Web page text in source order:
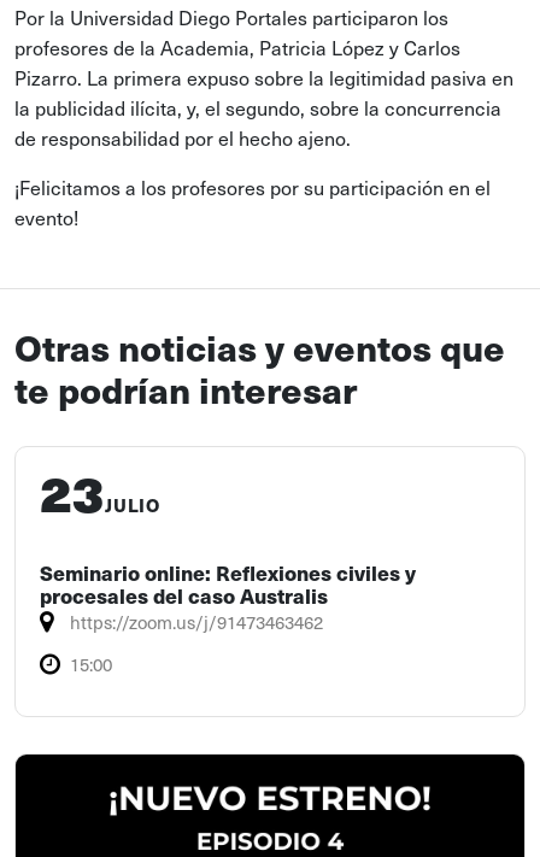
Por la Universidad Diego Portales participaron los
profesores de la Academia, Patricia López y Carlos
Pizarro. La primera expuso sobre la legitimidad pasiva en
la publicidad ilícita, y, el segundo, sobre la concurrencia
de responsabilidad por el hecho ajeno.
¡Felicitamos a los profesores por su participación en el
evento!
Otras noticias y eventos que
te podrían interesar
23JULIO
Seminario online: Reflexiones civiles y
procesales del caso Australis
https://zoom.us/j/91473463462
15:00